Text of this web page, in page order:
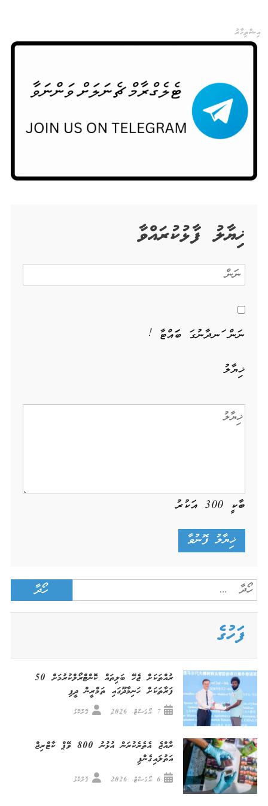
އިޝްތިހާރު
ޚިޔާލު ފާޅުކުރައްވާ
ނަން ހަނދާނުގަ ބަހައްޓާ !
ޚިޔާލު
ބާކީ 300އަކުރު
Search
for:
ފަހުގެ
ރުއްތަކަށް ޖެހޭ ބަލިތައް ކޮންޓްރޯލްކުރުމަށް 50
ފަރާތަކަށް ހަނިމާދޫގައި ތަމްރީން ދީފި
7 އޯގަސްޓް، 2026 ގޮށްކޮޅު
ރާއްޖެ އެތެރެކުރަން އުޅުނު 800 ވޭޕް ކާޓްރިޖް
އަތުލައިގެންފި
6 އޯގަސްޓް، 2026 ގޮށްކޮޅު